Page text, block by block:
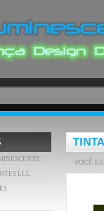
LLL
VOCÊ